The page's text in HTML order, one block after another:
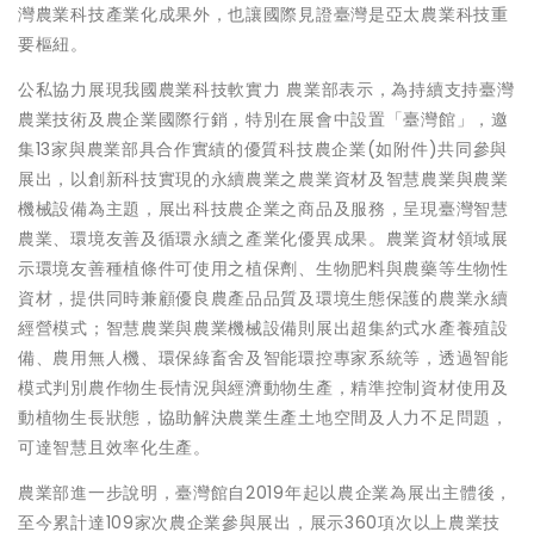
灣農業科技產業化成果外，也讓國際見證臺灣是亞太農業科技重
要樞紐。
公私協力展現我國農業科技軟實力 農業部表示，為持續支持臺灣
農業技術及農企業國際行銷，特別在展會中設置「臺灣館」，邀
集13家與農業部具合作實績的優質科技農企業(如附件)共同參與
展出，以創新科技實現的永續農業之農業資材及智慧農業與農業
機械設備為主題，展出科技農企業之商品及服務，呈現臺灣智慧
農業、環境友善及循環永續之產業化優異成果。農業資材領域展
示環境友善種植條件可使用之植保劑、生物肥料與農藥等生物性
資材，提供同時兼顧優良農產品品質及環境生態保護的農業永續
經營模式；智慧農業與農業機械設備則展出超集約式水產養殖設
備、農用無人機、環保綠畜舍及智能環控專家系統等，透過智能
模式判別農作物生長情況與經濟動物生產，精準控制資材使用及
動植物生長狀態，協助解決農業生產土地空間及人力不足問題，
可達智慧且效率化生產。
農業部進一步說明，臺灣館自2019年起以農企業為展出主體後，
至今累計達109家次農企業參與展出，展示360項次以上農業技